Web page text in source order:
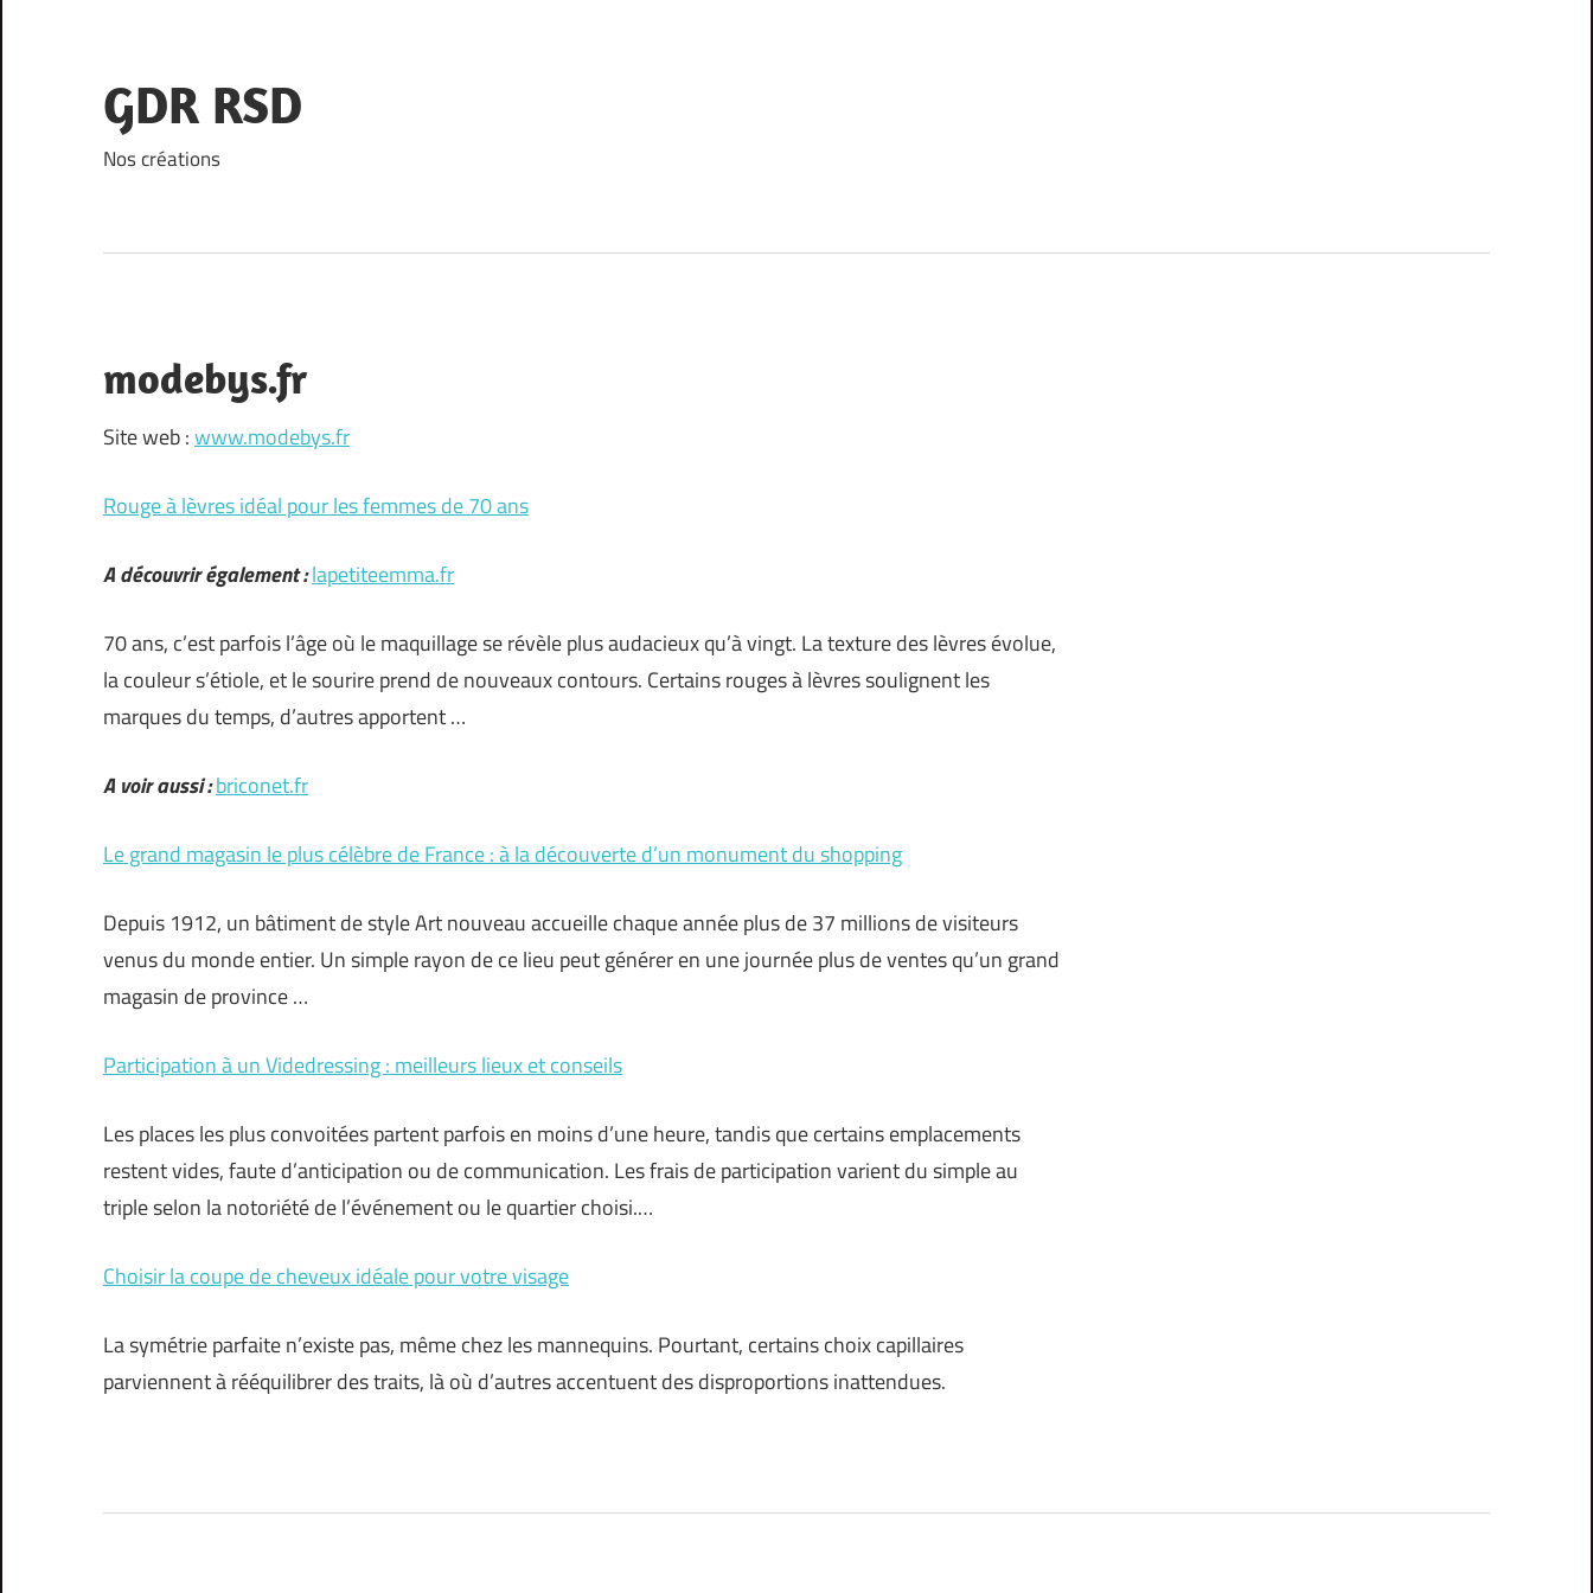
content
GDR RSD
Nos créations
modebys.fr
Site web :www.modebys.fr
Rouge à lèvres idéal pour les femmes de 70 ans
A découvrir également :lapetiteemma.fr
70 ans, c’est parfois l’âge où le maquillage se révèle plus audacieux qu’à vingt. La texture des lèvres évolue,
la couleur s’étiole, et le sourire prend de nouveaux contours. Certains rouges à lèvres soulignent les
marques du temps, d’autres apportent …
A voir aussi :briconet.fr
Le grand magasin le plus célèbre de France : à la découverte d’un monument du shopping
Depuis 1912, un bâtiment de style Art nouveau accueille chaque année plus de 37 millions de visiteurs
venus du monde entier. Un simple rayon de ce lieu peut générer en une journée plus de ventes qu’un grand
magasin de province …
Participation à un Videdressing : meilleurs lieux et conseils
Les places les plus convoitées partent parfois en moins d’une heure, tandis que certains emplacements
restent vides, faute d’anticipation ou de communication. Les frais de participation varient du simple au
triple selon la notoriété de l’événement ou le quartier choisi.…
Choisir la coupe de cheveux idéale pour votre visage
La symétrie parfaite n’existe pas, même chez les mannequins. Pourtant, certains choix capillaires
parviennent à rééquilibrer des traits, là où d’autres accentuent des disproportions inattendues.